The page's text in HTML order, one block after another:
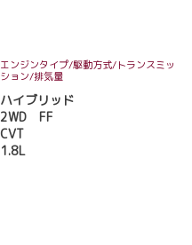
エンジンタイプ/駆動方式/トランスミッ
ション/排気量
ハイブリッド
2WD FF
CVT
1.8L